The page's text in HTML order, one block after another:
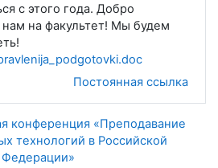
с этого года. Добро
нам на факультет! Мы будем
Постоянная ссылка
конференция «Преподавание
технологий в Российской
Федерации»